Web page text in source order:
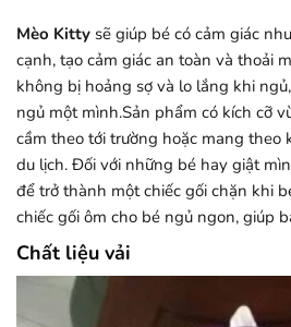
Mèo Kitty sẽ giúp bé có cảm giác
cạnh, tạo cảm giác an toàn và thoải
không bị hoảng sợ và lo lắng khi
ngủ một mình.Sản phẩm có kích cỡ
cầm theo tới trường hoặc mang theo
du lịch. Đối với những bé hay giật
để trở thành một chiếc gối chặn khi
chiếc gối ôm cho bé ngủ ngon, giúp
Chất liệu vải